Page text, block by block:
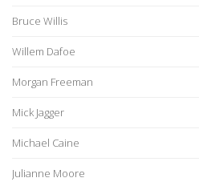
Bruce Willis
Willem Dafoe
Morgan Freeman
Mick Jagger
Michael Caine
Julianne Moore